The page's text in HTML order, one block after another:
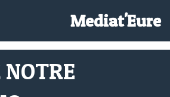
Mediat'Eure
NOTRE